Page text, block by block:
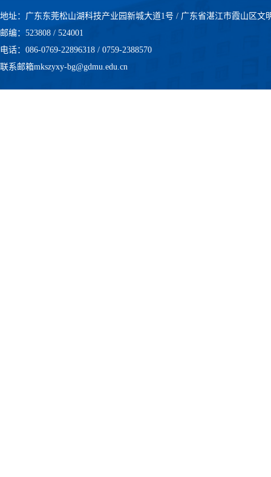
地址：广东东莞松山湖科技产业园新城大道1号 / 广东省湛江市霞山区文
邮编：523808 / 524001
电话：086-0769-22896318 / 0759-2388570
联系邮箱mkszyxy-bg@gdmu.edu.cn